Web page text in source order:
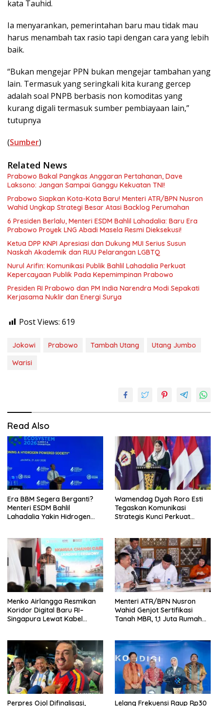
kata Tauhid.
Ia menyarankan, pemerintahan baru mau tidak mau
harus menambah tax rasio tapi dengan cara yang lebih
baik.
“Bukan mengejar PPN bukan mengejar tambahan yang
lain. Termasuk yang seringkali kita kurang gercep
adalah soal PNPB berbasis non komoditas yang
kurang digali termasuk sumber pembiayaan lain,”
tutupnya
(Sumber)
Related News
Prabowo Bakal Pangkas Anggaran Pertahanan, Dave
Laksono: Jangan Sampai Ganggu Kekuatan TNI!
Prabowo Siapkan Kota-Kota Baru! Menteri ATR/BPN Nusron
Wahid Ungkap Strategi Besar Atasi Backlog Perumahan
6 Presiden Berlalu, Menteri ESDM Bahlil Lahadalia: Baru Era
Prabowo Proyek LNG Abadi Masela Resmi Dieksekusi!
Ketua DPP KNPI Apresiasi dan Dukung MUI Serius Susun
Naskah Akademik dan RUU Pelarangan LGBTQ
Nurul Arifin: Komunikasi Publik Bahlil Lahadalia Perkuat
Kepercayaan Publik Pada Kepemimpinan Prabowo
Presiden RI Prabowo dan PM India Narendra Modi Sepakati
Kerjasama Nuklir dan Energi Surya
Post Views: 619
Jokowi Prabowo Tambah Utang
Utang Jumbo
Warisi
Read Also
Era BBM Segera Berganti?
Menteri ESDM Bahlil
Lahadalia Yakin Hidrogen
Wamendag Dyah Roro Esti
Tegaskan Komunikasi
Strategis Kunci Perkuat
Menko Airlangga Resmikan
Koridor Digital Baru RI–
Singapura Lewat Kabel
Menteri ATR/BPN Nusron
Wahid Genjot Sertifikasi
Tanah MBR, 1,1 Juta Rumah
Perpres Ojol Difinalisasi,
Lelang Frekuensi Raup Rp30